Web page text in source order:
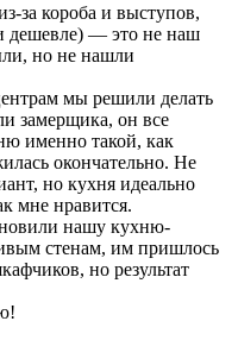
за короба и выступов,
дешевле) — это не наш
но не нашли
мы решили делать
замерщика, он все
именно такой, как
окончательно. Не
но кухня идеально
мне нравится.
нашу кухню-
стенам, им пришлось
но результат